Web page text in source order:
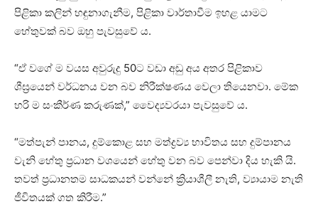
පිළිකා කලින් හඳුනාගැනීම, පිළිකා වාර්තාවීම ඉහළ යාමට
හේතුවක් බව ඔහු පැවසුවේ ය.
“ඒ වගේ ම වයස අවුරුදු 50ට වඩා අඩු අය අතර පිළිකාව
ශීඝ්‍රයෙන් වර්ධනය වන බව නිරීක්ෂණය වෙලා තියෙනවා. මේක
හරි ම සංකීර්ණ කරුණක්,” වෛද්‍යවරයා පැවසුවේ ය.
“මත්පැන් පානය, දුම්කොළ සහ මත්ද්‍රව්‍ය භාවිතය සහ දුම්පානය
වැනි හේතු ප්‍රධාන වශයෙන් හේතු වන බව පෙන්වා දිය හැකි යි.
තවත් ප්‍රධානතම සාධකයන් වන්නේ ක්‍රියාශීලී නැති, ව්‍යායාම නැති
ජීවිතයක් ගත කිරීම.”